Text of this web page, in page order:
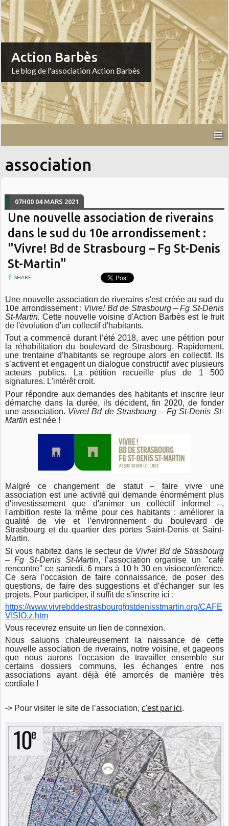
Action Barbès
Le blog de l'association Action Barbès
association
07H00 04 MARS 2021
Une nouvelle association de riverains
dans le sud du 10e arrondissement :
"Vivre! Bd de Strasbourg – Fg St-Denis
St-Martin"
SHARE
Une nouvelle association de riverains s'est créée au sud du
10e arrondissement : Vivre! Bd de Strasbourg – Fg St-Denis
St-Martin.Cette nouvelle voisine d'Action Barbès est le fruit
de l'évolution d'un collectif d'habitants.
Tout a commencé durant l’été 2018, avec une pétition pour
la réhabilitation du boulevard de Strasbourg. Rapidement,
une trentaine d’habitants se regroupe alors en collectif.
Ils
s’activent et engagent un dialogue constructif avec plusieurs
acteurs publics.
La pétition recueille plus de 1 500
signatures. L'intérêt croit.
Pour répondre aux demandes des habitants et inscrire leur
démarche dans la durée, ils décident, fin 2020, de fonder
une association. Vivre! Bd de Strasbourg – Fg St-Denis St-
Martin est née !
Malgré ce changement de statut – faire vivre une
association est une activité qui demande énormément plus
d'investissement que d'animer un collectif informel –,
l'ambition reste la même pour ces habitants : améliorer la
qualité de vie et l’environnement du boulevard de
Strasbourg et du quartier des portes Saint-Denis et Saint-
Martin.
Si vous habitez dans le secteur de Vivre! Bd de Strasbourg
– Fg St-Denis St-Martin, l’association organise un "café
rencontre" ce samedi, 6 mars à 10 h 30 en visioconférence.
Ce sera l’occasion de faire connaissance, de poser des
questions, de faire des suggestions et d’échanger sur les
projets. Pour participer, il suffit de s’inscrire ici :
https://www.vivrebddestrasbourgfgstdenisstmartin.org/CAFE
VISIO.z.htm
Vous recevrez ensuite un lien de connexion.
Nous saluons chaleureusement la naissance de cette
nouvelle association de riverains, notre voisine, et gageons
que nous aurons l'occasion de travailler ensemble sur
certains dossiers communs, les échanges entre nos
associations ayant déjà été amorcés de manière très
cordiale !
-> Pour visiter le site de l’association,c'est par ici.